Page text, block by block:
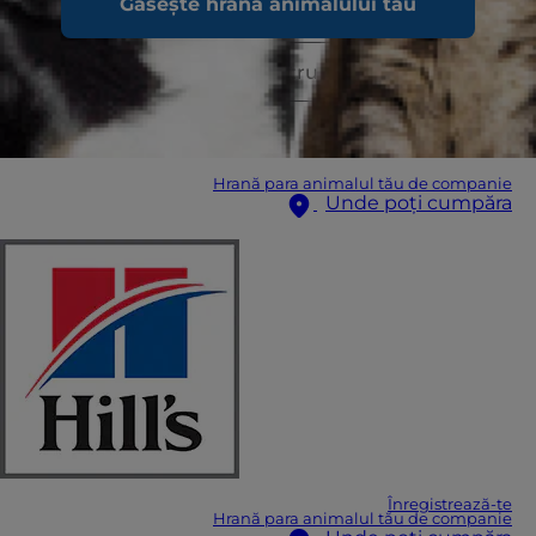
Hrană para animalul tău de companie
Unde poți cumpăra
Înregistrează-te
Hrană para animalul tău de companie